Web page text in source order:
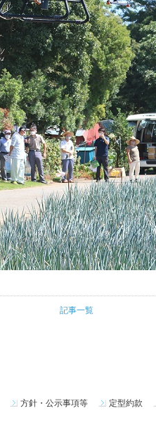
記事一覧
方針・公示事項等 定型約款